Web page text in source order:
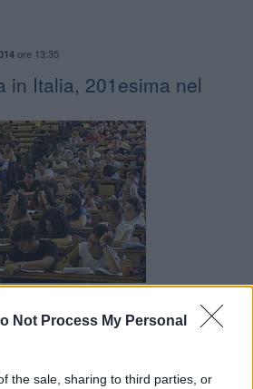
Not Process My Personal
the sale, sharing to third parties, or
ore 13:35
in Italia, 201esima nel
le migliori 500. I dettagli della ricerca